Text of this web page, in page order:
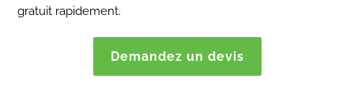
gratuit rapidement.
Demandez un devis